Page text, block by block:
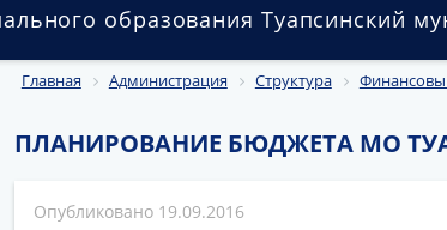
образования Туапсинский
Главная Администрация Структура
ПЛАНИРОВАНИЕ БЮДЖЕТА МО
19.09.2016